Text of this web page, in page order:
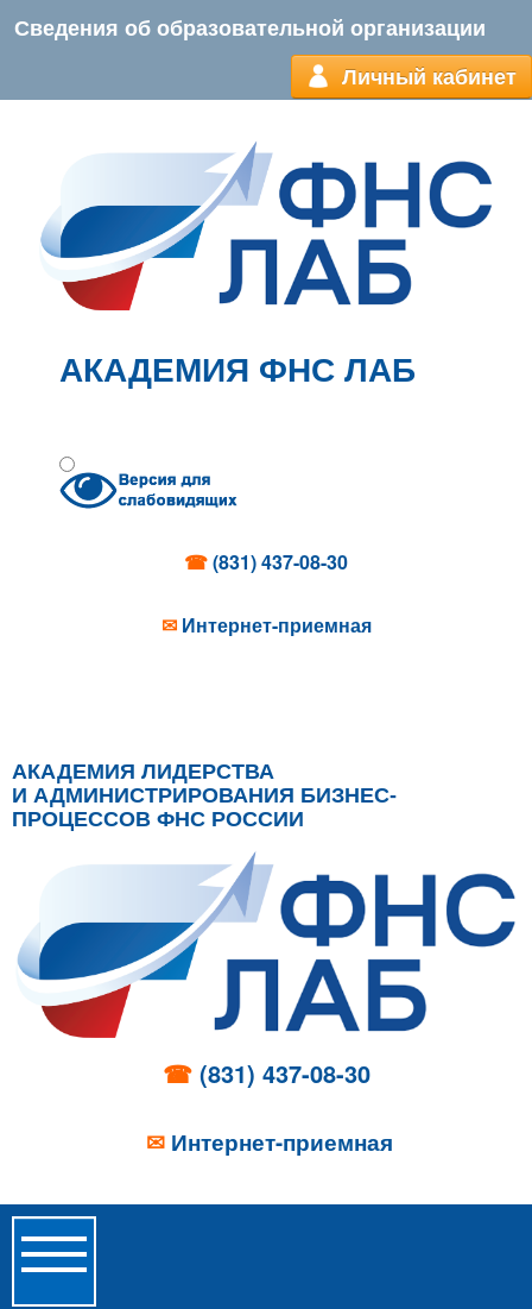
Сведения об образовательной организации
Личный кабинет
АКАДЕМИЯ ФНС ЛАБ
☎(831) 437-08-30
✉ Интернет-приемная
АКАДЕМИЯ ЛИДЕРСТВА
И АДМИНИСТРИРОВАНИЯ БИЗНЕС-
ПРОЦЕССОВ ФНС РОССИИ
☎ (831) 437-08-30
✉ Интернет-приемная
Toggle
Navigation